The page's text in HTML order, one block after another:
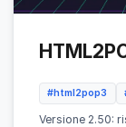
#html2pop3
Versione 2.50: